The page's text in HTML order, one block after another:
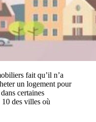
fait qu’il n’a
un logement pour
certaines
des villes où